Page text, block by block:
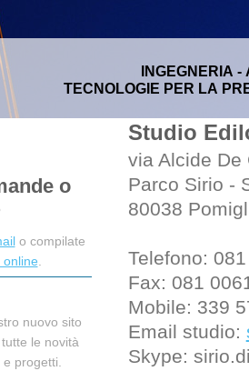
INGEGNERIA
TECNOLOGIE PER LA
Studio
via Alcide De
Parco Sirio -
80038
Telefono:
Fax: 081
Mobile: 339
Email studio:
Skype:
o
o compilate
online
nuovo sito
le novità
e progetti.